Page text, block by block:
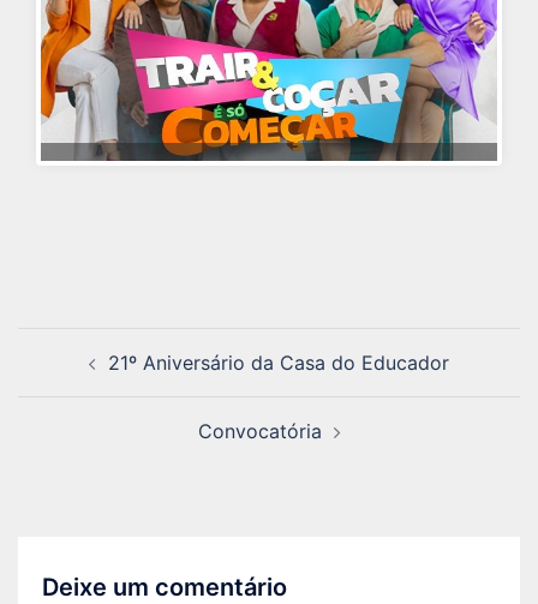
21º Aniversário da Casa do Educador
Convocatória
Deixe um comentário